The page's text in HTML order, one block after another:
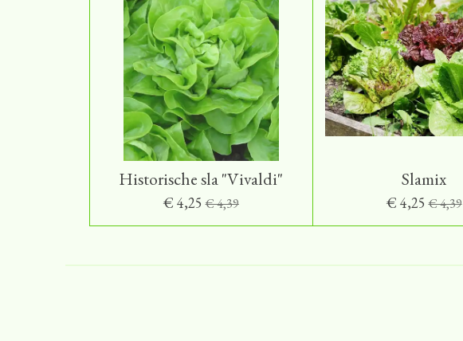
Historische sla "Vivaldi"
€ 4,25 € 4,39
Slamix
€ 4,25 € 4,39